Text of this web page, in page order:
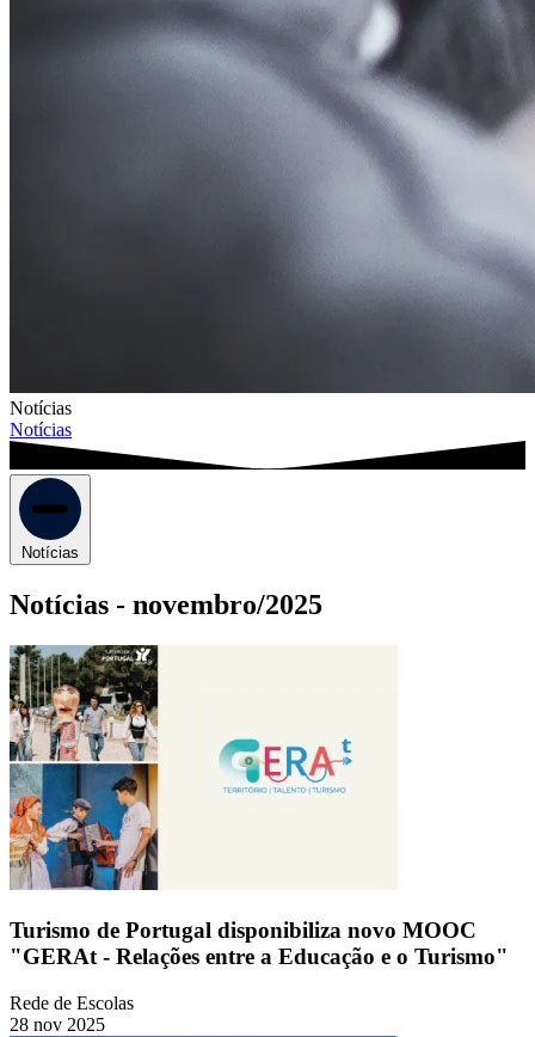
Notícias
Notícias
Notícias
Notícias - novembro/2025
Turismo de Portugal disponibiliza novo MOOC
"GERAt - Relações entre a Educação e o Turismo"
Rede de Escolas
28 nov 2025